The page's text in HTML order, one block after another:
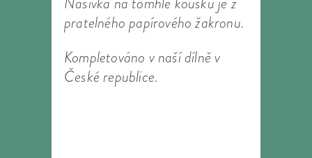
pratelného papírového žakronu.
Kompletováno v naší dílně v
České republice.